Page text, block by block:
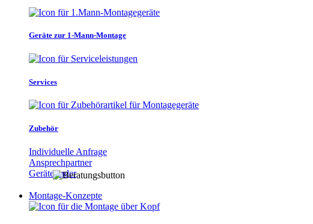
Geräte zur 1-Mann-Montage
Services
Zubehör
Individuelle Anfrage
Ansprechpartner
Gerätefinder
Montage-Konzepte